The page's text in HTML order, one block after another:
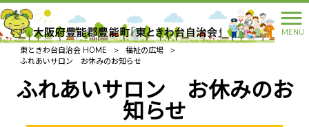
MENU
東ときわ台自治会 HOME
> 福祉の広場
>
ふれあいサロン お休みのお知らせ
ふれあいサロン お休みのお
知らせ